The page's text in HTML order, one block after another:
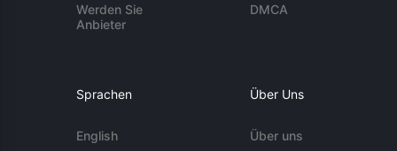
Werden Sie
Anbieter
DMCA
Sprachen
English
Über Uns
Über uns